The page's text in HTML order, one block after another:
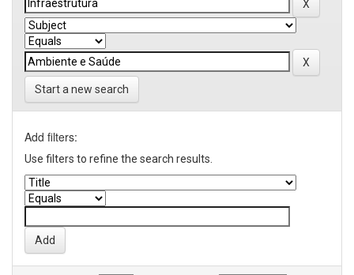
Start a new search
Add filters:
Use filters to refine the search results.